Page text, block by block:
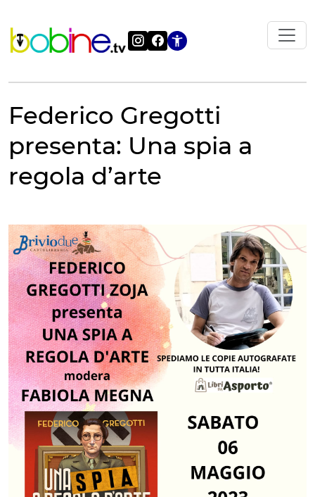
contenuto
Apri le
Federico Gregotti
presenta: Una spia a
regola d’arte